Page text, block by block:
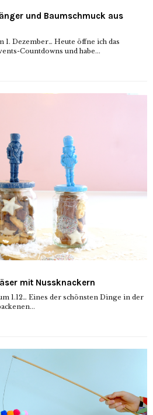
und Baumschmuck aus
1. Dezember… Heute öffne ich das
Countdowns und habe...
mit Nussknackern
1.12… Eines der schönsten Dinge in der